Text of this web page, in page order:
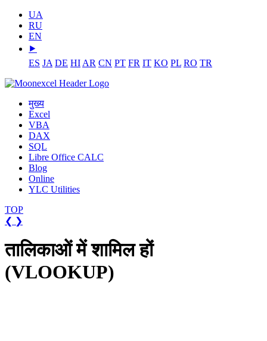
UA
RU
EN
⯈
ES JA DE HI AR CN PT FR IT KO PL RO TR
मुख्य
Excel
VBA
DAX
SQL
Libre Office CALC
Blog
Online
YLC Utilities
TOP
❮ ❯
तालिकाओं में शामिल हों
(VLOOKUP)